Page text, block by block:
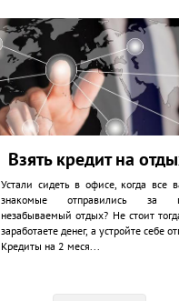
Взять кредит на
Устали сидеть в офисе, когда все
знакомые отправились за
незабываемый отдых? Не стоит
заработаете денег, а устройте себе
Кредиты на 2 меся...